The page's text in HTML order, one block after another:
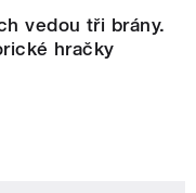
vedou tři brány.
hračky